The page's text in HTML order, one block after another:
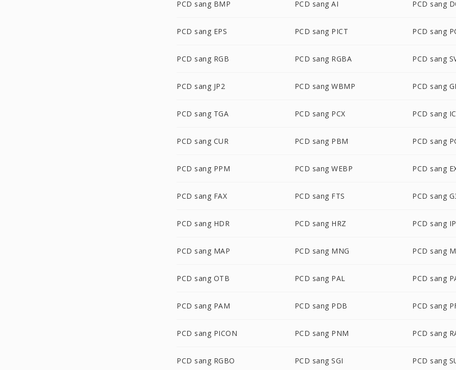
PCD sang BMP PCD sang AI PCD sang
PCD sang EPS PCD sang PICT PCD sang
PCD sang RGB PCD sang RGBA PCD sang
PCD sang JP2 PCD sang WBMP PCD sang
PCD sang TGA PCD sang PCX PCD sang
PCD sang CUR PCD sang PBM PCD sang
PCD sang PPM PCD sang WEBP PCD sang
PCD sang FAX PCD sang FTS PCD sang
PCD sang HDR PCD sang HRZ PCD sang
PCD sang MAP PCD sang MNG PCD sang
PCD sang OTB PCD sang PAL PCD sang
PCD sang PAM PCD sang PDB PCD sang
PCD sang PICON PCD sang PNM PCD sang
PCD sang RGBO PCD sang SGI PCD sang